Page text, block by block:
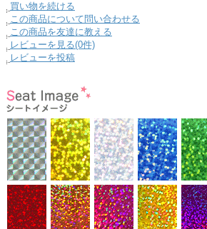
買い物を続ける
この商品について問い合わせる
この商品を友達に教える
レビューを見る(0件)
レビューを投稿